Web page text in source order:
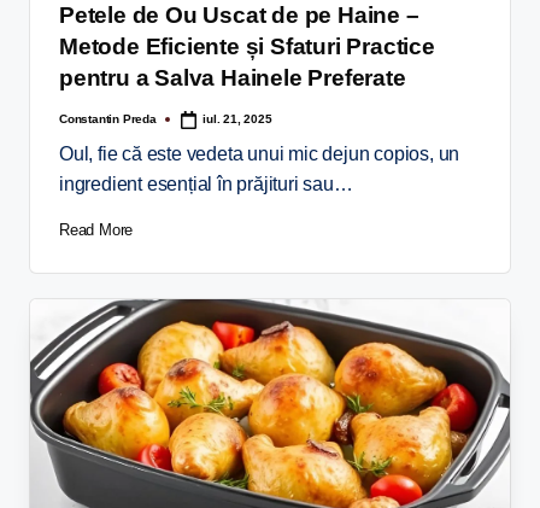
Petele de Ou Uscat de pe Haine –
Metode Eficiente și Sfaturi Practice
pentru a Salva Hainele Preferate
Constantin Preda iul. 21, 2025
Oul, fie că este vedeta unui mic dejun copios, un
ingredient esențial în prăjituri sau…
Read More